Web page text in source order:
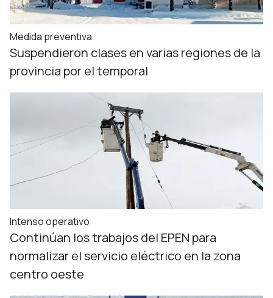
Medida preventiva
Suspendieron clases en varias regiones de la
provincia por el temporal
Intenso operativo
Continúan los trabajos del EPEN para
normalizar el servicio eléctrico en la zona
centro oeste